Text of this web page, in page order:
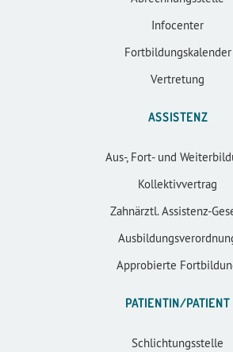
Infocenter
Fortbildungskalender
Vertretung
ASSISTENZ
Aus-, Fort- und
Kollektivvertrag
Zahnärztl. Assistenz-
Approbierte
PATIENTIN/PATIENT
Schlichtungsstelle